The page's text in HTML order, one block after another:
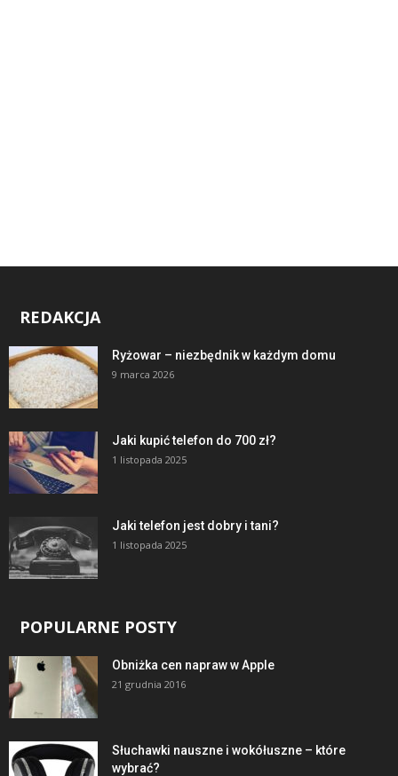
REDAKCJA
Ryżowar – niezbędnik w każdym domu
9 marca 2026
Jaki kupić telefon do 700 zł?
1 listopada 2025
Jaki telefon jest dobry i tani?
1 listopada 2025
POPULARNE POSTY
Obniżka cen napraw w Apple
21 grudnia 2016
Słuchawki nauszne i wokółuszne – które
wybrać?